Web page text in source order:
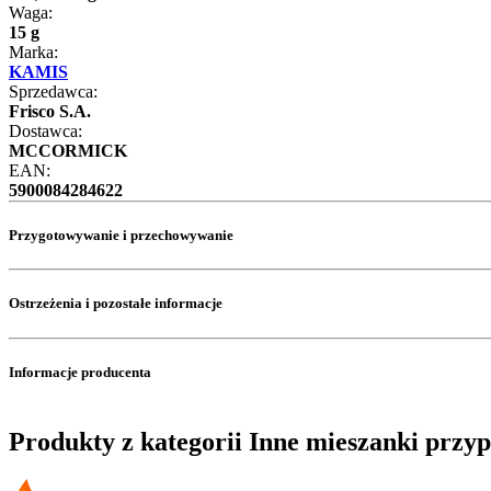
Waga:
15 g
Marka:
KAMIS
Sprzedawca:
Frisco S.A.
Dostawca:
MCCORMICK
EAN:
5900084284622
Przygotowywanie i przechowywanie
Ostrzeżenia i pozostałe informacje
Informacje producenta
Produkty z kategorii Inne mieszanki